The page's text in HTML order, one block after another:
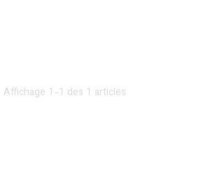
Affichage 1-1 des 1 articles